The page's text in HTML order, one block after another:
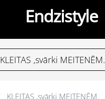
Endzistyle
KLEITAS ,svārki MEITENĒM.
KLEITAS ,svārki MEITENĒM.